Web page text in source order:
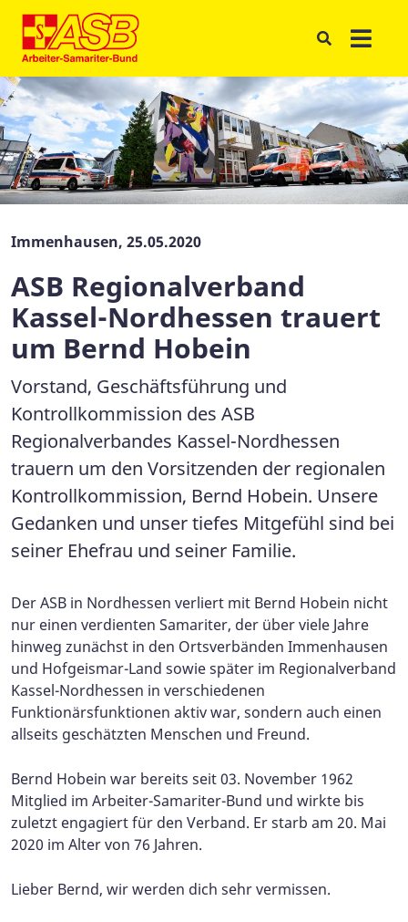
Immenhausen, 25.05.2020
ASB Regionalverband
Kassel-Nordhessen trauert
um Bernd Hobein
Vorstand, Geschäftsführung und
Kontrollkommission des ASB
Regionalverbandes Kassel-Nordhessen
trauern um den Vorsitzenden der regionalen
Kontrollkommission, Bernd Hobein. Unsere
Gedanken und unser tiefes Mitgefühl sind bei
seiner Ehefrau und seiner Familie.
Der ASB in Nordhessen verliert mit Bernd Hobein nicht
nur einen verdienten Samariter, der über viele Jahre
hinweg zunächst in den Ortsverbänden Immenhausen
und Hofgeismar-Land sowie später im Regionalverband
Kassel-Nordhessen in verschiedenen
Funktionärsfunktionen aktiv war, sondern auch einen
allseits geschätzten Menschen und Freund.
Bernd Hobein war bereits seit 03. November 1962
Mitglied im Arbeiter-Samariter-Bund und wirkte bis
zuletzt engagiert für den Verband. Er starb am 20. Mai
2020 im Alter von 76 Jahren.
Lieber Bernd, wir werden dich sehr vermissen.